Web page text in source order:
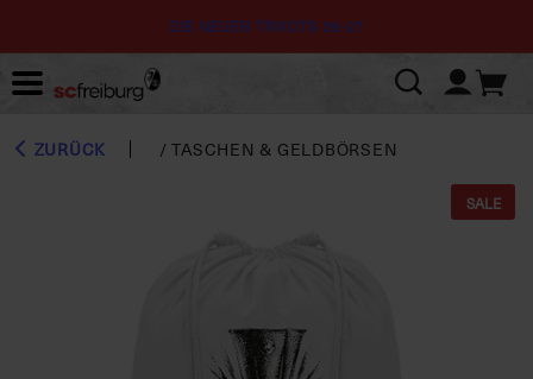
DIE NEUEN TRIKOTS 26-27
ZURÜCK /TASCHEN & GELDBÖRSEN
SALE